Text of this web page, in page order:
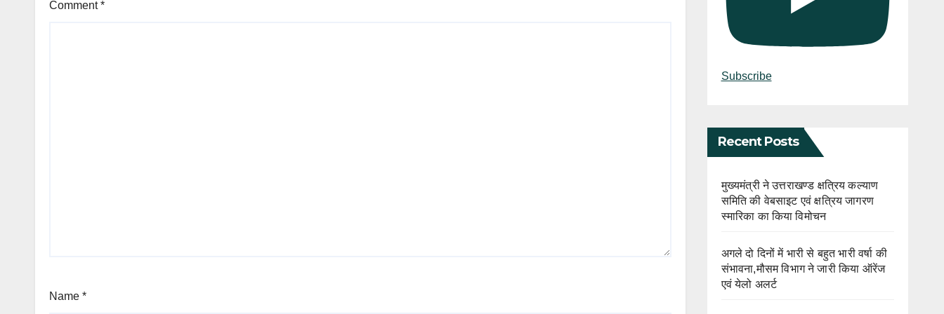
Comment*
Name *
Subscribe
Recent Posts
मुख्यमंत्री ने उत्तराखण्ड क्षत्रिय कल्याण
समिति की वेबसाइट एवं क्षत्रिय जागरण
स्मारिका का किया विमोचन
अगले दो दिनों में भारी से बहुत भारी वर्षा की
संभावना,मौसम विभाग ने जारी किया ऑरेंज
एवं येलो अलर्ट